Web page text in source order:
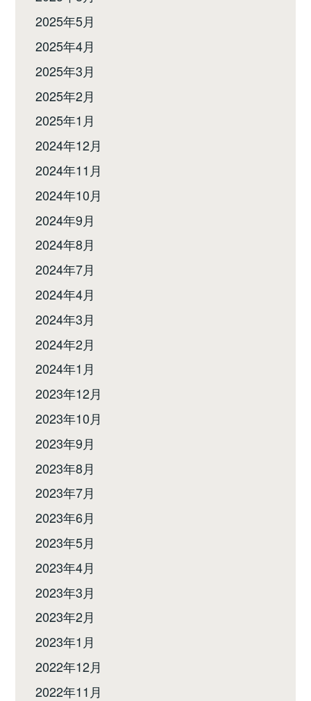
2025年5月
2025年4月
2025年3月
2025年2月
2025年1月
2024年12月
2024年11月
2024年10月
2024年9月
2024年8月
2024年7月
2024年4月
2024年3月
2024年2月
2024年1月
2023年12月
2023年10月
2023年9月
2023年8月
2023年7月
2023年6月
2023年5月
2023年4月
2023年3月
2023年2月
2023年1月
2022年12月
2022年11月